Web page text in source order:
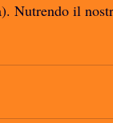
Nutrendo il